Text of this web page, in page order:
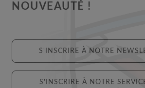
NOUVEAUTÉ !
S'INSCRIRE À NOTRE
S'INSCRIRE À NOTRE